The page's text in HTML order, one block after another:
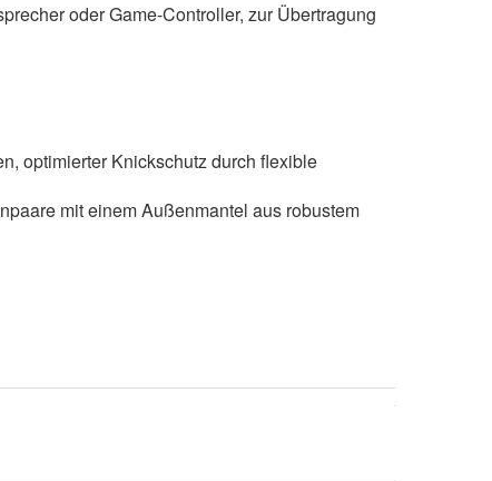
oder Game-Controller, zur Übertragung
optimierter Knickschutz durch flexible
mit einem Außenmantel aus robustem